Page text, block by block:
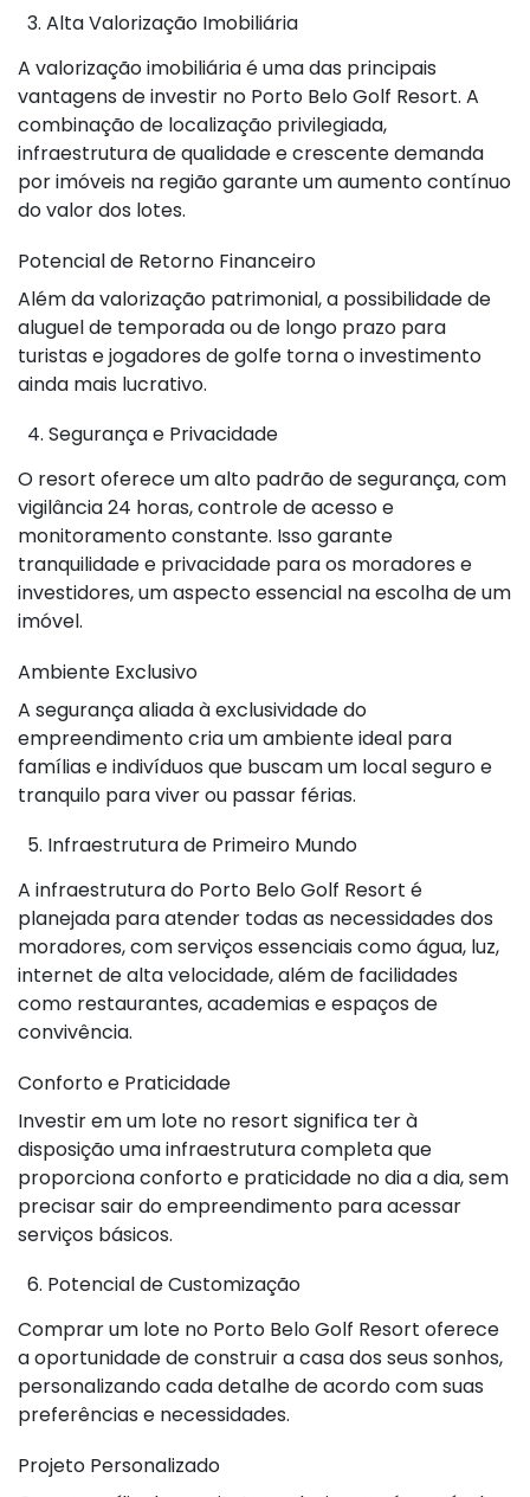
3. Alta Valorização Imobiliária
A valorização imobiliária é uma das principais
vantagens de investir no Porto Belo Golf Resort. A
combinação de localização privilegiada,
infraestrutura de qualidade e crescente demanda
por imóveis na região garante um aumento contínuo
do valor dos lotes.
Potencial de Retorno Financeiro
Além da valorização patrimonial, a possibilidade de
aluguel de temporada ou de longo prazo para
turistas e jogadores de golfe torna o investimento
ainda mais lucrativo.
4. Segurança e Privacidade
O resort oferece um alto padrão de segurança, com
vigilância 24 horas, controle de acesso e
monitoramento constante. Isso garante
tranquilidade e privacidade para os moradores e
investidores, um aspecto essencial na escolha de um
imóvel.
Ambiente Exclusivo
A segurança aliada à exclusividade do
empreendimento cria um ambiente ideal para
famílias e indivíduos que buscam um local seguro e
tranquilo para viver ou passar férias.
5. Infraestrutura de Primeiro Mundo
A infraestrutura do Porto Belo Golf Resort é
planejada para atender todas as necessidades dos
moradores, com serviços essenciais como água, luz,
internet de alta velocidade, além de facilidades
como restaurantes, academias e espaços de
convivência.
Conforto e Praticidade
Investir em um lote no resort significa ter à
disposição uma infraestrutura completa que
proporciona conforto e praticidade no dia a dia, sem
precisar sair do empreendimento para acessar
serviços básicos.
6. Potencial de Customização
Comprar um lote no Porto Belo Golf Resort oferece
a oportunidade de construir a casa dos seus sonhos,
personalizando cada detalhe de acordo com suas
preferências e necessidades.
Projeto Personalizado